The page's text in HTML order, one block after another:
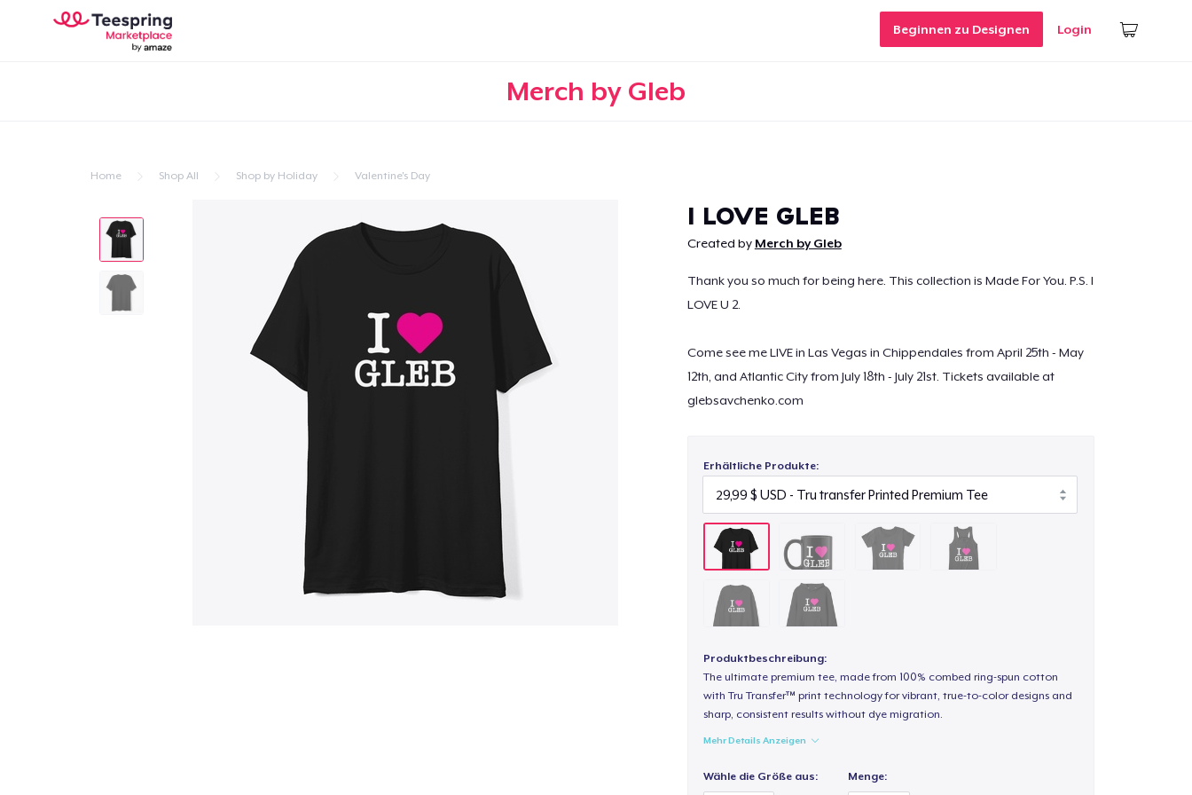
Beginnen zu Designen Login
Merch by Gleb
Home Shop All Shop by Holiday Valentine's Day
I LOVE GLEB
Created by Merch by Gleb
Thank you so much for being here. This collection is Made For You. P.S. I
LOVE U 2.
Come see me LIVE in Las Vegas in Chippendales from April 25th - May
12th, and Atlantic City from July 18th - July 21st. Tickets available at
glebsavchenko.com
Erhältliche Produkte:
Produktbeschreibung:
The ultimate premium tee, made from 100% combed ring-spun cotton
with Tru Transfer™ print technology for vibrant, true-to-color designs and
sharp, consistent results without dye migration.
Mehr Details Anzeigen
Wähle die Größe aus: Menge: